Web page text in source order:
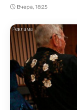
Вчера, 18:25